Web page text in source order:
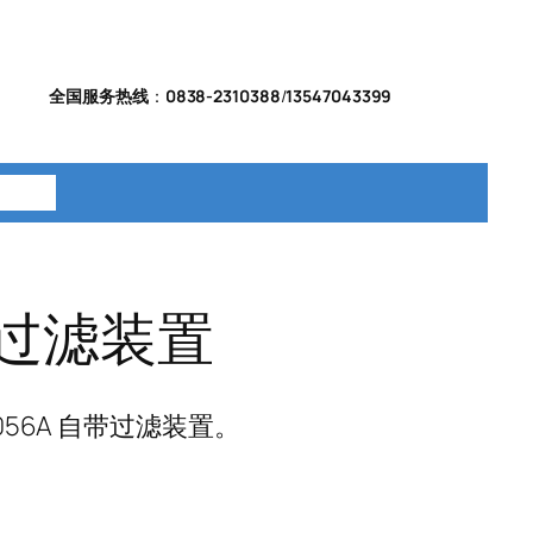
全国服务热线： 0838-2310388/13547043399
滤装置
自带过滤装置。